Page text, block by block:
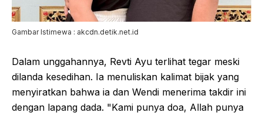
Gambar Istimewa : akcdn.detik.net.id
Dalam unggahannya, Revti Ayu terlihat tegar meski
dilanda kesedihan. Ia menuliskan kalimat bijak yang
menyiratkan bahwa ia dan Wendi menerima takdir ini
dengan lapang dada. "Kami punya doa, Allah punya